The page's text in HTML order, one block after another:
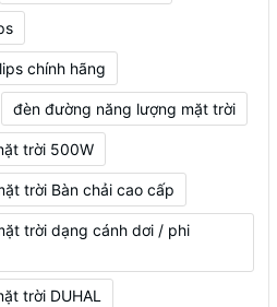
chính hãng
đèn đường năng lượng mặt trời
trời 500W
trời Bàn chải cao cấp
trời dạng cánh dơi / phi
trời DUHAL